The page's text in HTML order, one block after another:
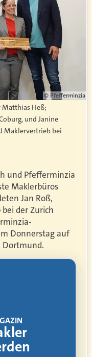
© Pfefferminzia
Heß;
und Janine
Maklervertrieb bei
und Pfefferminzia
Maklerbüros
Jan Roß,
der Zurich
Donnerstag auf
Dortmund.